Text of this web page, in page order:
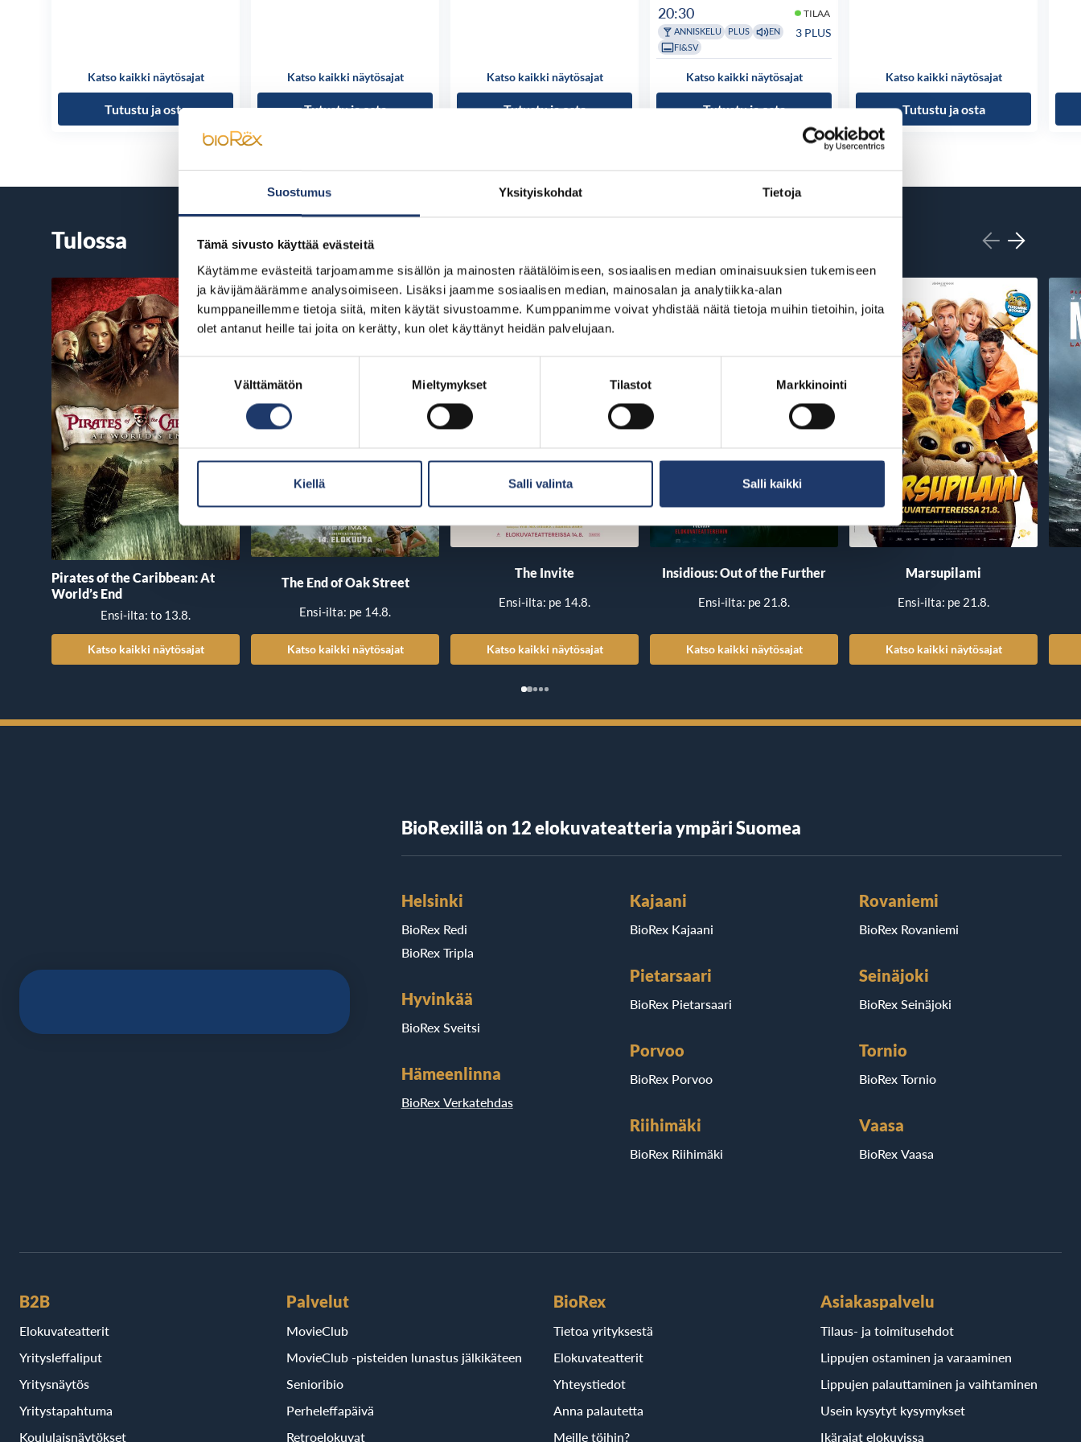
Suostumus Yksityiskohdat Tietoja
Tämä sivusto käyttää evästeitä
Käytämme evästeitä tarjoamamme sisällön ja mainosten räätälöimiseen, sosiaalisen median ominaisuuksien tukemiseen
ja kävijämäärämme analysoimiseen. Lisäksi jaamme sosiaalisen median, mainosalan ja analytiikka-alan
kumppaneillemme tietoja siitä, miten käytät sivustoamme. Kumppanimme voivat yhdistää näitä tietoja muihin tietoihin, joita
olet antanut heille tai joita on kerätty, kun olet käyttänyt heidän palvelujaan.
valinta
Välttämätön Mieltymykset Tilastot Markkinointi
Kiellä Salli valinta Salli kaikki
Katso kaikki näytösajat
Tutustu ja osta
Katso kaikki näytösajat
Tutustu ja osta
Katso kaikki näytösajat
Tutustu ja osta
20:30 TILAA
ANNISKELU PLUS
EN
FI&SV
3 PLUS
Katso kaikki näytösajat
Tutustu ja osta
Katso kaikki näytösajat
Tutustu ja osta
Tulossa
Pirates of the Caribbean: At
World’s End
Ensi-ilta: to 13.8.
Katso kaikki näytösajat
The End of Oak Street
Ensi-ilta: pe 14.8.
Katso kaikki näytösajat
The Invite
Ensi-ilta: pe 14.8.
Katso kaikki näytösajat
Insidious: Out of the Further
Ensi-ilta: pe 21.8.
Katso kaikki näytösajat
Marsupilami
Ensi-ilta: pe 21.8.
Katso kaikki näytösajat
BioRexillä on 12 elokuvateatteria ympäri Suomea
Helsinki
BioRex Redi
BioRex Tripla
Hyvinkää
BioRex Sveitsi
Hämeenlinna
BioRex Verkatehdas
Kajaani
BioRex Kajaani
Pietarsaari
BioRex Pietarsaari
Porvoo
BioRex Porvoo
Riihimäki
BioRex Riihimäki
Rovaniemi
BioRex Rovaniemi
Seinäjoki
BioRex Seinäjoki
Tornio
BioRex Tornio
Vaasa
BioRex Vaasa
B2B
Elokuvateatterit
Yritysleffaliput
Yritysnäytös
Yritystapahtuma
Koululaisnäytökset
Palvelut
MovieClub
MovieClub -pisteiden lunastus jälkikäteen
Senioribio
Perheleffapäivä
Retroelokuvat
BioRex
Tietoa yrityksestä
Elokuvateatterit
Yhteystiedot
Anna palautetta
Meille töihin?
Asiakaspalvelu
Tilaus- ja toimitusehdot
Lippujen ostaminen ja varaaminen
Lippujen palauttaminen ja vaihtaminen
Usein kysytyt kysymykset
Ikärajat elokuvissa